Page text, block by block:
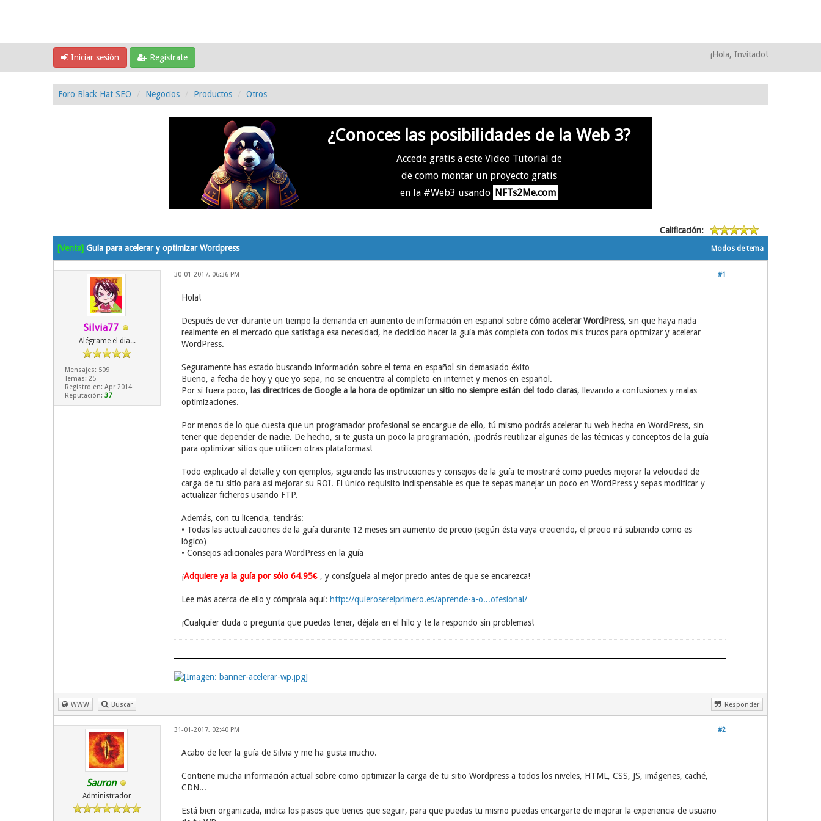
Iniciar sesión Regístrate ¡Hola, Invitado!
Foro Black Hat SEO Negocios Productos Otros
¿Conoces las posibilidades de la Web 3?
Accede gratis a este Video Tutorial de
de como montar un proyecto gratis
en la #Web3 usando NFTs2Me.com
Calificación:
Modos de tema
[Venta] Guia para acelerar y optimizar Wordpress
Silvia77
Alégrame el dia...
Mensajes: 509
Temas: 25
Registro en: Apr 2014
Reputación: 37
#1
30-01-2017, 06:36 PM
Hola!
Después de ver durante un tiempo la demanda en aumento de información en español sobre cómo acelerar WordPress, sin que haya nada
realmente en el mercado que satisfaga esa necesidad, he decidido hacer la guía más completa con todos mis trucos para optmizar y acelerar
WordPress.
Seguramente has estado buscando información sobre el tema en español sin demasiado éxito
Bueno, a fecha de hoy y que yo sepa, no se encuentra al completo en internet y menos en español.
Por si fuera poco, las directrices de Google a la hora de optimizar un sitio no siempre están del todo claras, llevando a confusiones y malas
optimizaciones.
Por menos de lo que cuesta que un programador profesional se encargue de ello, tú mismo podrás acelerar tu web hecha en WordPress, sin
tener que depender de nadie. De hecho, si te gusta un poco la programación, ¡podrás reutilizar algunas de las técnicas y conceptos de la guía
para optimizar sitios que utilicen otras plataformas!
Todo explicado al detalle y con ejemplos, siguiendo las instrucciones y consejos de la guía te mostraré como puedes mejorar la velocidad de
carga de tu sitio para así mejorar su ROI. El único requisito indispensable es que te sepas manejar un poco en WordPress y sepas modificar y
actualizar ficheros usando FTP.
Además, con tu licencia, tendrás:
• Todas las actualizaciones de la guía durante 12 meses sin aumento de precio (según ésta vaya creciendo, el precio irá subiendo como es
lógico)
• Consejos adicionales para WordPress en la guía
¡Adquiere ya la guía por sólo 64.95€, y consíguela al mejor precio antes de que se encarezca!
Lee más acerca de ello y cómprala aquí: http://quieroserelprimero.es/aprende-a-o...ofesional/
¡Cualquier duda o pregunta que puedas tener, déjala en el hilo y te la respondo sin problemas!
WWW Buscar Responder
Sauron
Administrador
#2
31-01-2017, 02:40 PM
Acabo de leer la guía de Silvia y me ha gusta mucho.
Contiene mucha información actual sobre como optimizar la carga de tu sitio Wordpress a todos los niveles, HTML, CSS, JS, imágenes, caché,
CDN...
Está bien organizada, indica los pasos que tienes que seguir, para que puedas tu mismo puedas encargarte de mejorar la experiencia de usuario